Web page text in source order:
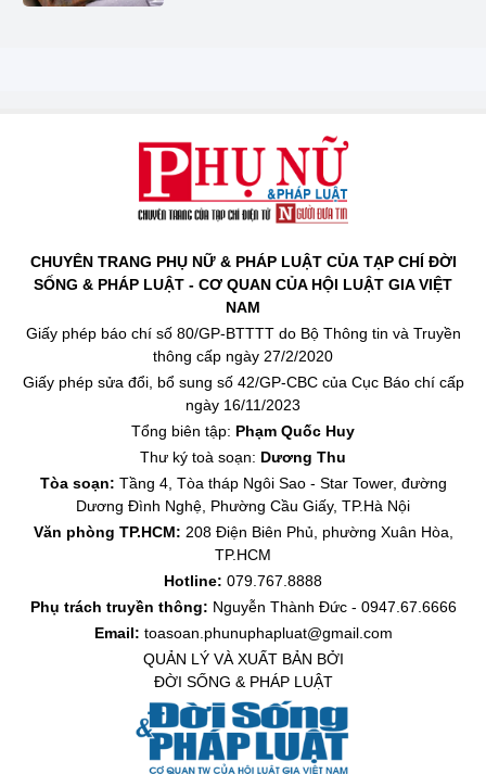
CHUYÊN TRANG PHỤ NỮ & PHÁP LUẬT CỦA TẠP CHÍ ĐỜI
SỐNG & PHÁP LUẬT - CƠ QUAN CỦA HỘI LUẬT GIA VIỆT
NAM
Giấy phép báo chí số 80/GP-BTTTT do Bộ Thông tin và Truyền
thông cấp ngày 27/2/2020
Giấy phép sửa đổi, bổ sung số 42/GP-CBC của Cục Báo chí cấp
ngày 16/11/2023
Tổng biên tập: Phạm Quốc Huy
Thư ký toà soạn: Dương Thu
Tòa soạn: Tầng 4, Tòa tháp Ngôi Sao - Star Tower, đường
Dương Đình Nghệ, Phường Cầu Giấy, TP.Hà Nội
Văn phòng TP.HCM: 208 Điện Biên Phủ, phường Xuân Hòa,
TP.HCM
Hotline: 079.767.8888
Phụ trách truyền thông: Nguyễn Thành Đức - 0947.67.6666
Email: toasoan.phunuphapluat@gmail.com
QUẢN LÝ VÀ XUẤT BẢN BỞI
ĐỜI SỐNG & PHÁP LUẬT